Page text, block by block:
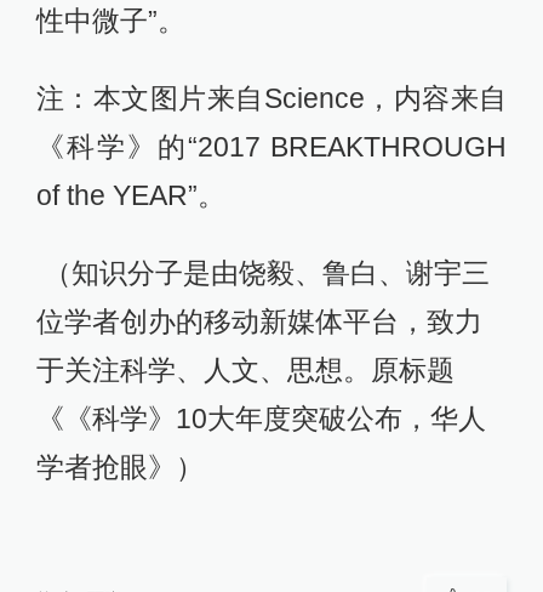
性中微子”。
注：本文图片来自Science，内容来自
《科学》的“2017 BREAKTHROUGH
of the YEAR”。
（知识分子是由饶毅、鲁白、谢宇三
位学者创办的移动新媒体平台，致力
于关注科学、人文、思想。原标题
《《科学》10大年度突破公布，华人
学者抢眼》）